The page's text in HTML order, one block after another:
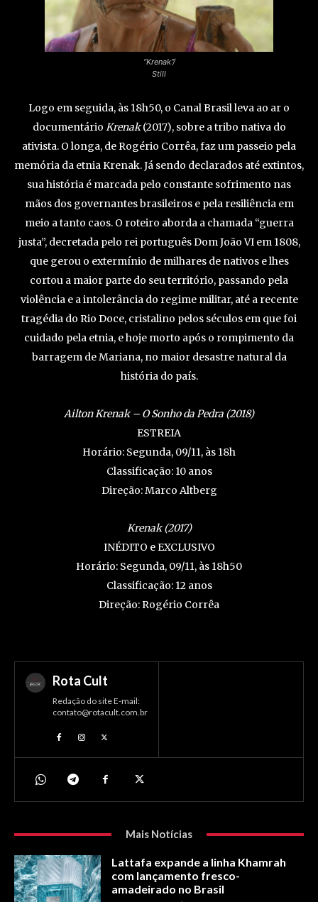
“Krenak”/
Still
Logo em seguida, às 18h50, o Canal Brasil leva ao ar o
documentário Krenak(2017), sobre a tribo nativa do
ativista. O longa, de Rogério Corrêa, faz um passeio pela
memória da etnia Krenak. Já sendo declarados até extintos,
sua história é marcada pelo constante sofrimento nas
mãos dos governantes brasileiros e pela resiliência em
meio a tanto caos. O roteiro aborda a chamada “guerra
justa”, decretada pelo rei português Dom João VI em 1808,
que gerou o extermínio de milhares de nativos e lhes
cortou a maior parte do seu território, passando pela
violência e a intolerância do regime militar, até a recente
tragédia do Rio Doce, cristalino pelos séculos em que foi
cuidado pela etnia, e hoje morto após o rompimento da
barragem de Mariana, no maior desastre natural da
história do país.
Ailton Krenak – O Sonho da Pedra (2018)
ESTREIA
Horário: Segunda, 09/11, às 18h
Classificação: 10 anos
Direção: Marco Altberg
Krenak (2017)
INÉDITO e EXCLUSIVO
Horário: Segunda, 09/11, às 18h50
Classificação: 12 anos
Direção: Rogério Corrêa
Rota Cult
Redação do site E-mail:
contato@rotacult.com.br
Mais Notícias
Lattafa expande a linha Khamrah
com lançamento fresco-
amadeirado no Brasil